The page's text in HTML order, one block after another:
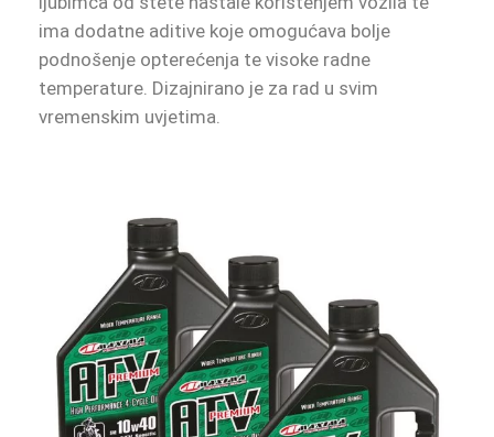
ima dodatne aditive koje omogućava bolje
podnošenje opterećenja te visoke radne
temperature. Dizajnirano je za rad u svim
vremenskim uvjetima.